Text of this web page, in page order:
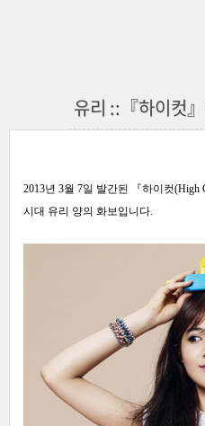
유리 ::『하이컷
2013년 3월 7일 발간된 『하이컷
시대 유리 양의 화보입니다.